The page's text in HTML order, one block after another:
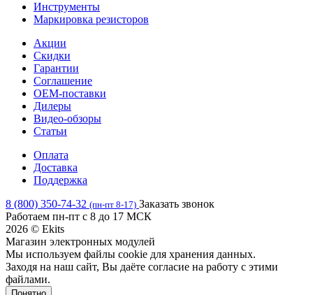
Инструменты
Маркировка резисторов
Акции
Скидки
Гарантии
Соглашение
OEM-поставки
Дилеры
Видео-обзоры
Статьи
Оплата
Доставка
Поддержка
8 (800) 350-74-32 (пн-пт 8-17) Заказать звонок
Работаем пн-пт с 8 до 17 МСК
2026 © Ekits
Магазин электронных модулей
Мы используем файлы cookie для хранения данных.
Заходя на наш сайт, Вы даёте согласие на работу с этими
файлами.